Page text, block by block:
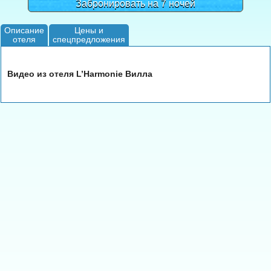
Забронировать на 7 ночей
Описание
отеля
Цены и
спецпредложения
Видео из отеля L’Harmonie Вилла